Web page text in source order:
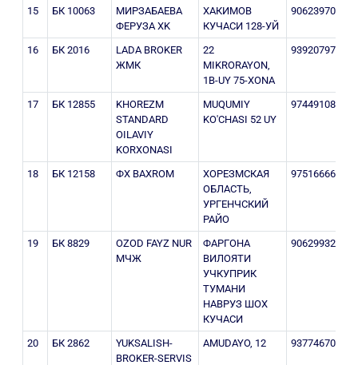
15 БК 10063
МИРЗАБАЕВА
ФЕРУЗА XK
ХАКИМОВ
КУЧАСИ 128-УЙ
906239705
16 БК 2016
LADA BROKER
ЖМК
22
MIKRORAYON,
1B-UY 75-XONA
939207979
17 БК 12855
KHOREZM
STANDARD
OILAVIY
KORXONASI
MUQUMIY
KO'CHASI 52 UY
974491080
18 БК 12158 ФХ BAXROM
ХОРЕЗМСКАЯ
ОБЛАСТЬ,
УРГЕНЧСКИЙ
РАЙО
975166660
19 БК 8829
OZOD FAYZ NUR
МЧЖ
ФАРГОНА
ВИЛОЯТИ
УЧКУПРИК
ТУМАНИ
НАВРУЗ ШОХ
КУЧАСИ
906299322
20 БК 2862
YUKSALISH-
BROKER-SERVIS
AMUDAYO, 12 937746700